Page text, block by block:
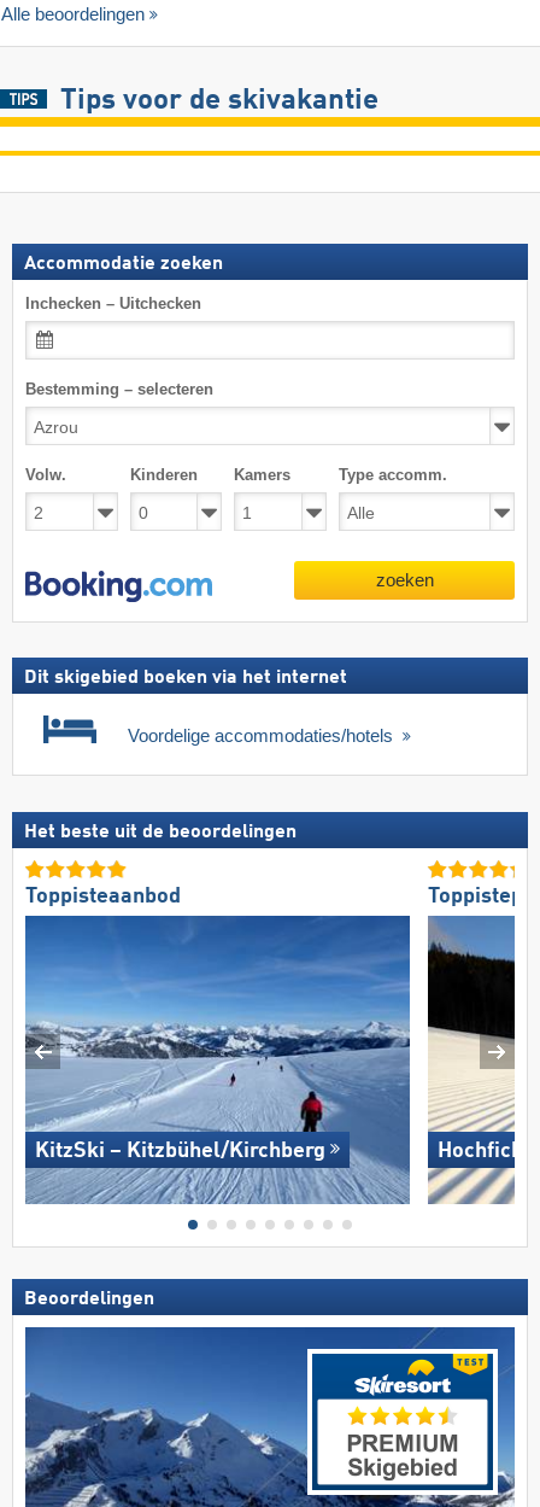
Alle beoordelingen
Tips voor de skivakantie
Accommodatie zoeken
Inchecken – Uitchecken
Bestemming – selecteren
Volw. Kinderen Kamers Type accomm.
zoeken
Dit skigebied boeken via het internet
Voordelige accommodaties/hotels
Het beste uit de beoordelingen
Toppisteaanbod
KitzSki – Kitzbühel/​Kirchberg Hochficht
Beoordelingen